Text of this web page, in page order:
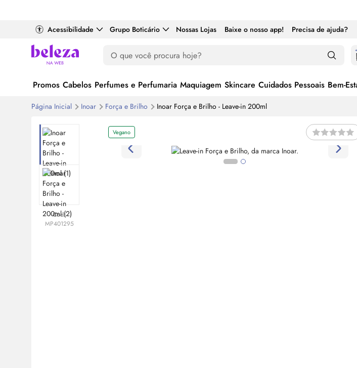
Acessibilidade Grupo Boticário Nossas Lojas Baixe o nosso app! Precisa de ajuda?
Promos Cabelos Perfumes e Perfumaria Maquiagem Skincare Cuidados Pessoais Bem-
Página Inicial Inoar Força e Brilho Inoar Força e Brilho - Leave-in 200ml
Vegano
Cod:
MP401295